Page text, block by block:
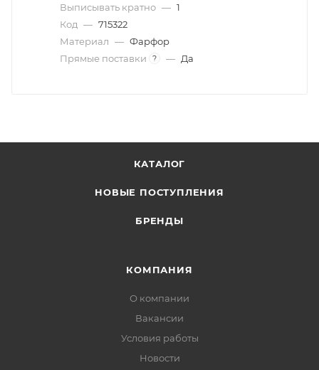
Выписывать кратно — 1
Код — 715322
Материал — Фарфор
Прямые поставки
? — Да
КАТАЛОГ
НОВЫЕ ПОСТУПЛЕНИЯ
БРЕНДЫ
КОМПАНИЯ
О компании
Вакансии
Условия работы
Новости